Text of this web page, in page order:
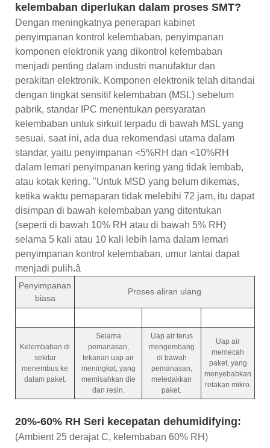
kelembaban diperlukan dalam proses SMT?
Dengan meningkatnya penerapan kabinet
penyimpanan kontrol kelembaban, penyimpanan
komponen elektronik yang dikontrol kelembaban
menjadi penting dalam industri manufaktur dan
perakitan elektronik. Komponen elektronik telah ditandai
dengan tingkat sensitif kelembaban (MSL) sebelum
pabrik, standar IPC menentukan persyaratan
kelembaban untuk sirkuit terpadu di bawah MSL yang
sesuai, saat ini, ada dua rekomendasi utama dalam
standar, yaitu penyimpanan <5%RH dan <10%RH
dalam lemari penyimpanan kering yang tidak lembab,
atau kotak kering. "Untuk MSD yang belum dikemas,
ketika waktu pemaparan tidak melebihi 72 jam, itu dapat
disimpan di bawah kelembaban yang ditentukan
(seperti di bawah 10% RH atau di bawah 5% RH)
selama 5 kali atau 10 kali lebih lama dalam lemari
penyimpanan kontrol kelembaban, umur lantai dapat
menjadi pulih.â
Penyimpanan
biasa
Proses aliran ulang
Kelembaban di
sekitar
menembus ke
dalam paket.
Selama
pemanasan,
tekanan uap air
meningkat, yang
memisahkan die
dan resin.
Uap air terus
mengembang
di bawah
pemanasan,
meledakkan
paket.
Uap air
memecah
paket, yang
menyebabkan
retakan mikro.
20%-60% RH Seri kecepatan dehumidifying:
(Ambient 25 derajat C, kelembaban 60% RH)